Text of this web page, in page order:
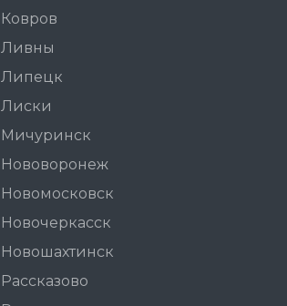
Ковров
Ливны
Липецк
Лиски
Мичуринск
Нововоронеж
Новомосковск
Новочеркасск
Новошахтинск
Рассказово